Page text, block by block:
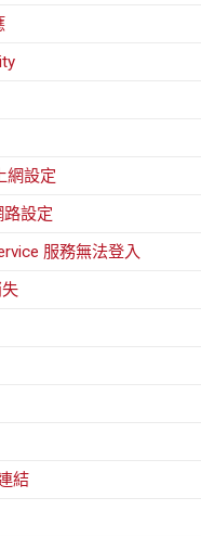
網設定
路設定
服務無法登入
結